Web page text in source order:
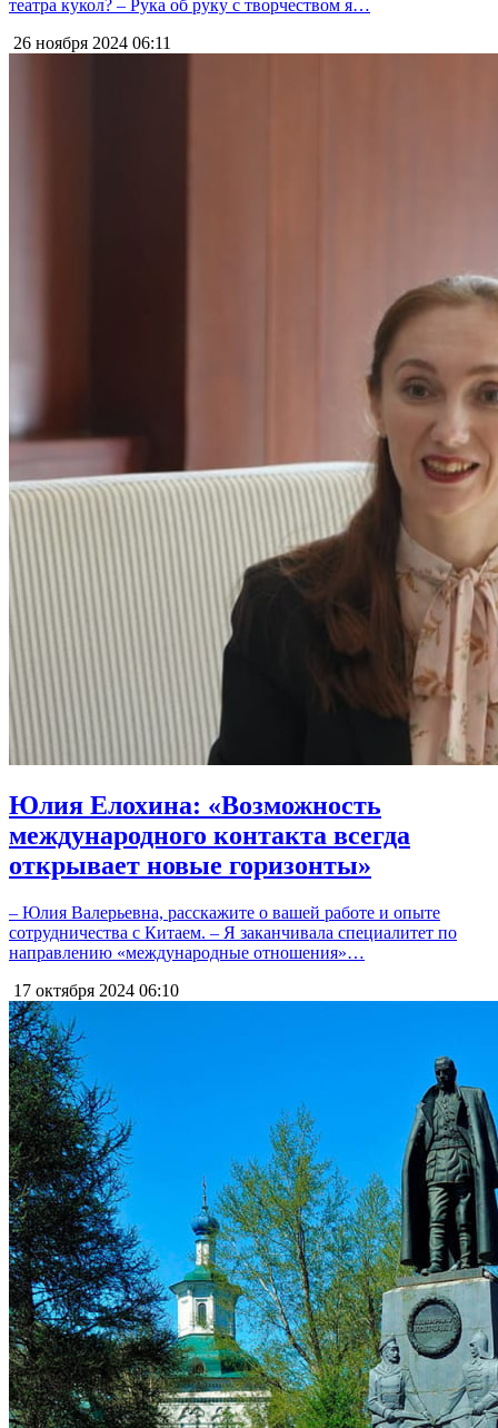
театра кукол? – Рука об руку с творчеством я…
26 ноября 2024 06:11
Юлия Елохина: «Возможность
международного контакта всегда
открывает новые горизонты»
– Юлия Валерьевна, расскажите о вашей работе и опыте
сотрудничества с Китаем. – Я заканчивала специалитет по
направлению «международные отношения»…
17 октября 2024 06:10